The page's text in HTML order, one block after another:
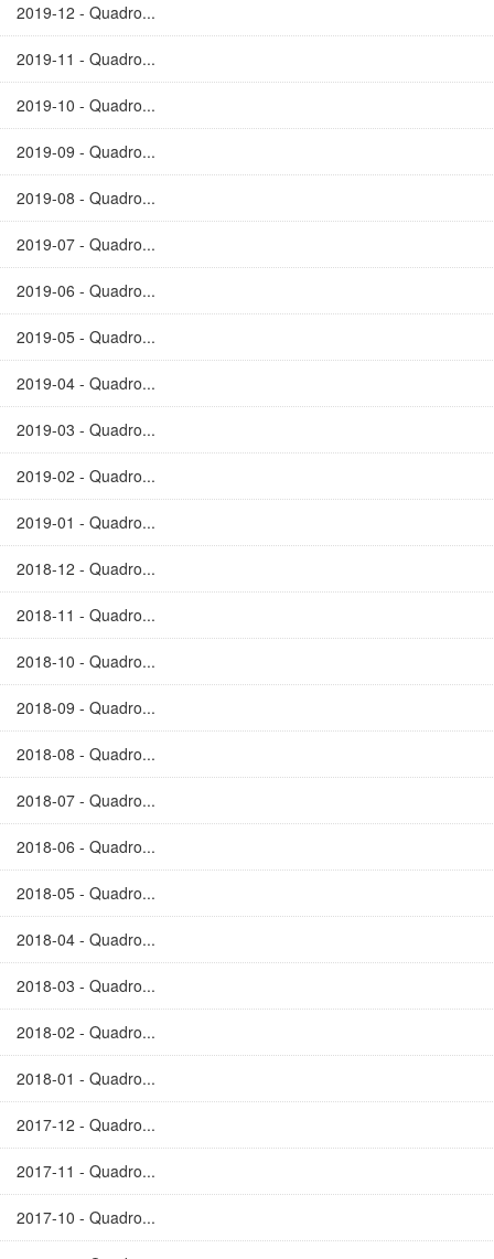
2019-12 - Quadro...
2019-11 - Quadro...
2019-10 - Quadro...
2019-09 - Quadro...
2019-08 - Quadro...
2019-07 - Quadro...
2019-06 - Quadro...
2019-05 - Quadro...
2019-04 - Quadro...
2019-03 - Quadro...
2019-02 - Quadro...
2019-01 - Quadro...
2018-12 - Quadro...
2018-11 - Quadro...
2018-10 - Quadro...
2018-09 - Quadro...
2018-08 - Quadro...
2018-07 - Quadro...
2018-06 - Quadro...
2018-05 - Quadro...
2018-04 - Quadro...
2018-03 - Quadro...
2018-02 - Quadro...
2018-01 - Quadro...
2017-12 - Quadro...
2017-11 - Quadro...
2017-10 - Quadro...